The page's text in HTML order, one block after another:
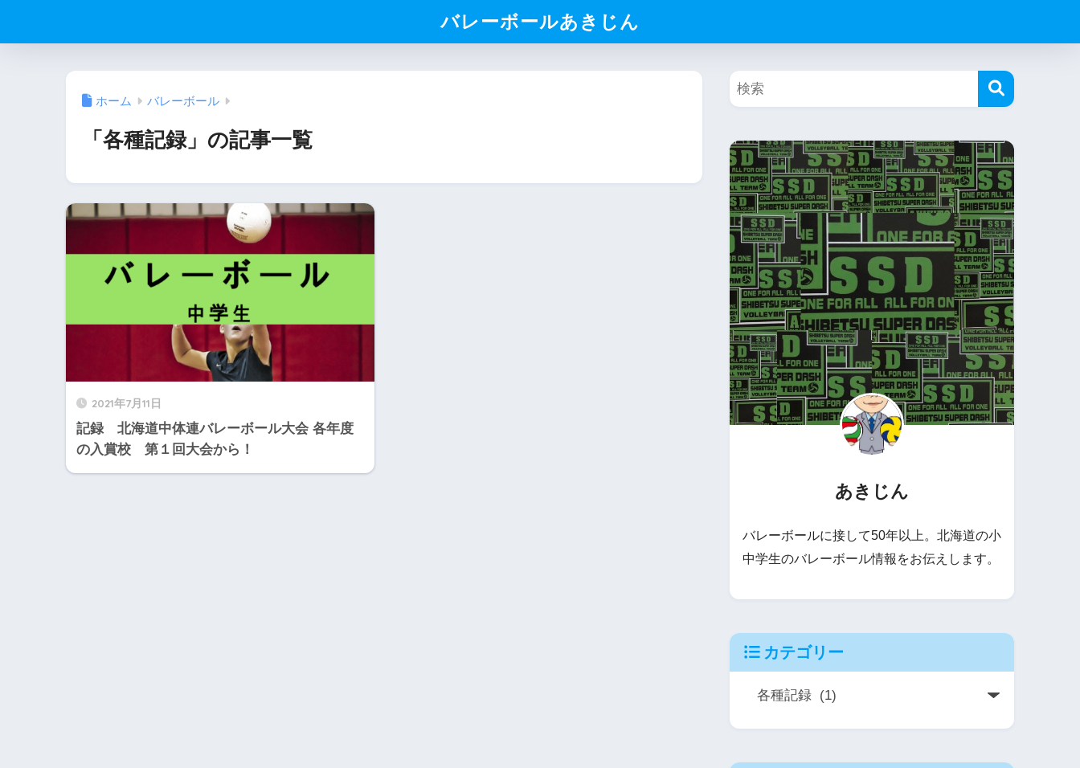
バレーボールあきじん
ホーム バレーボール
「各種記録」の記事一覧
2021年7月11日
記録 北海道中体連バレーボール大会 各年度
の入賞校 第１回大会から！
あきじん
バレーボールに接して50年以上。北海道の小
中学生のバレーボール情報をお伝えします。
カテゴリー